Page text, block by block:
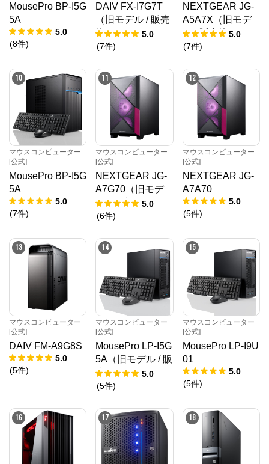
MousePro BP-I5G
5A
5.0
(8件)
DAIV FX-I7G7T
（旧モデル / 販売
終了）
5.0
(7件)
NEXTGEAR JG-
A5A7X（旧モデ
ル / 販売終了）
5.0
(7件)
10
マウスコンピューター
[公式]
MousePro BP-I5G
5A
5.0
(7件)
11
マウスコンピューター
[公式]
NEXTGEAR JG-
A7G70（旧モデ
ル / 販売終了）
5.0
(6件)
12
マウスコンピューター
[公式]
NEXTGEAR JG-
A7A70
5.0
(5件)
13
マウスコンピューター
[公式]
DAIV FM-A9G8S
5.0
(5件)
14
マウスコンピューター
[公式]
MousePro LP-I5G
5A（旧モデル / 販
売終了）
5.0
(5件)
15
マウスコンピューター
[公式]
MousePro LP-I9U
01
5.0
(5件)
16 17 18